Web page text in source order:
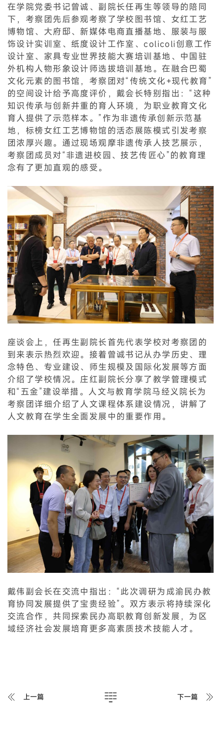
在学院党委书记曾诚、副院长任再生等领导的陪同
下，考察团先后参观考察了学校图书馆、女红工艺
博物馆、大府邸、新媒体电商直播基地、服装与服
饰设计实训室、纸度设计工作室、colicoli创意工作
设计室、家具专业世界技能大赛培训基地、中国驻
外机构人物形象设计师选拔培训基地。在融合巴蜀
文化元素的图书馆，考察团对“传统文化+现代教育”
的空间设计给予高度评价，戴会长特别指出：“这种
知识传承与创新并重的育人环境，为职业教育文化
育人提供了示范样本。”作为非遗传承创新示范基
地，标榜女红工艺博物馆的活态展陈模式引发考察
团浓厚兴趣。通过现场观摩非遗传承人技艺展示，
考察团成员对“非遗进校园、技艺传匠心”的教育理
念有了更加直观的感受。
座谈会上，任再生副院长首先代表学校对考察团的
到来表示热烈欢迎。接着曾诚书记从办学历史、理
念特色、专业建设、师生规模及国际化发展等方面
介绍了学校情况。庄红副院长分享了教学管理模式
和“五金”建设举措。人文与教育学院马经义院长为
考察团详细介绍了人文课程体系建设情况，讲解了
人文教育在学生全面发展中的重要作用。
戴伟副会长在交流中指出：“此次调研为成渝民办教
育协同发展提供了宝贵经验”。双方表示将持续深化
交流合作，共同探索民办高职教育创新发展，为区
域经济社会发展培育更多高素质技术技能人才。
上一篇 下一篇